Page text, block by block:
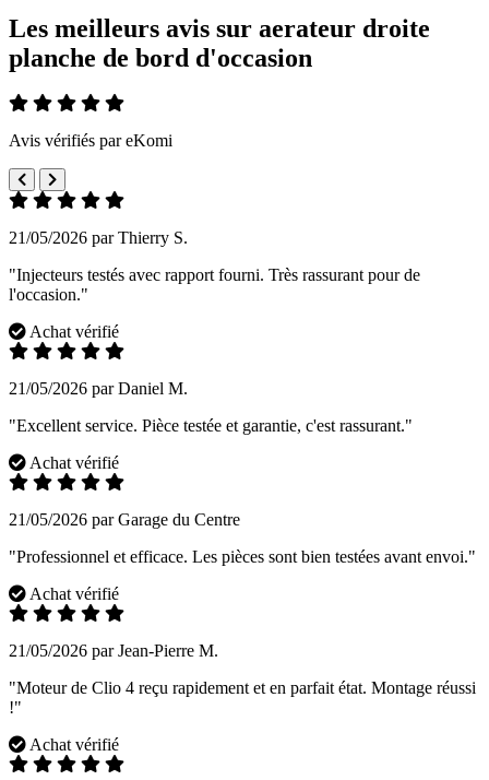
Les meilleurs avis sur aerateur droite
planche de bord d'occasion
Avis vérifiés par eKomi
21/05/2026 par Thierry S.
"Injecteurs testés avec rapport fourni. Très rassurant pour de
l'occasion."
Achat vérifié
21/05/2026 par Daniel M.
"Excellent service. Pièce testée et garantie, c'est rassurant."
Achat vérifié
21/05/2026 par Garage du Centre
"Professionnel et efficace. Les pièces sont bien testées avant envoi."
Achat vérifié
21/05/2026 par Jean-Pierre M.
"Moteur de Clio 4 reçu rapidement et en parfait état. Montage réussi
!"
Achat vérifié